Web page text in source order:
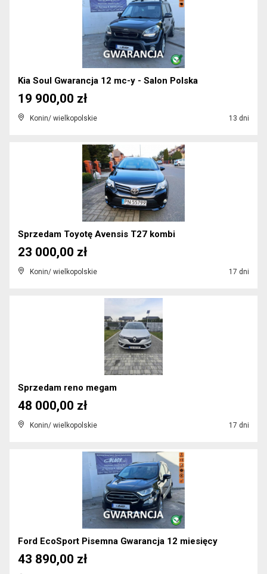
Kia Soul Gwarancja 12 mc-y - Salon Polska
Konin/ wielkopolskie 13 dni
19 900,00 zł
Sprzedam Toyotę Avensis T27 kombi
Konin/ wielkopolskie 17 dni
23 000,00 zł
Sprzedam reno megam
Konin/ wielkopolskie 17 dni
48 000,00 zł
Ford EcoSport Pisemna Gwarancja 12 miesięcy
43 890,00 zł